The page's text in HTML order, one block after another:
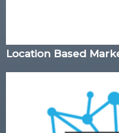
Location Based